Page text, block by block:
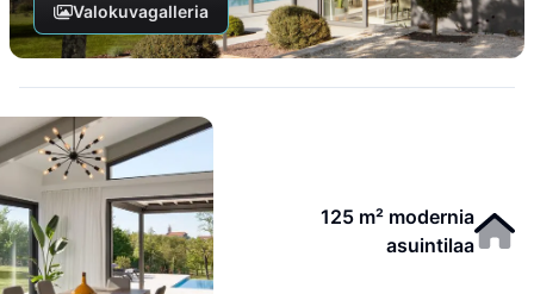
Valokuvagalleria
125 m² modernia
asuintilaa